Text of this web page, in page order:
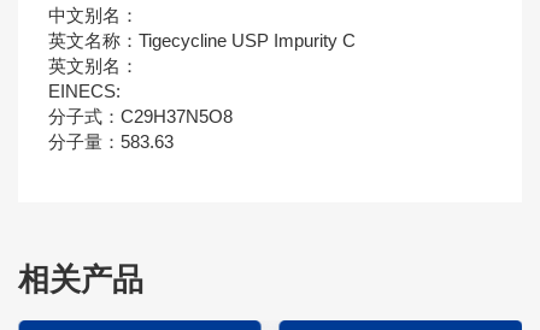
中文别名：
英文名称：Tigecycline USP Impurity C
英文别名：
EINECS:
分子式：C29H37N5O8
分子量：583.63
相关产品